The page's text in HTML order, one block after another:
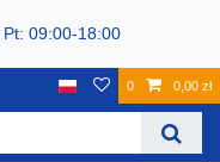
09:00-18:00
0 0,00 zł